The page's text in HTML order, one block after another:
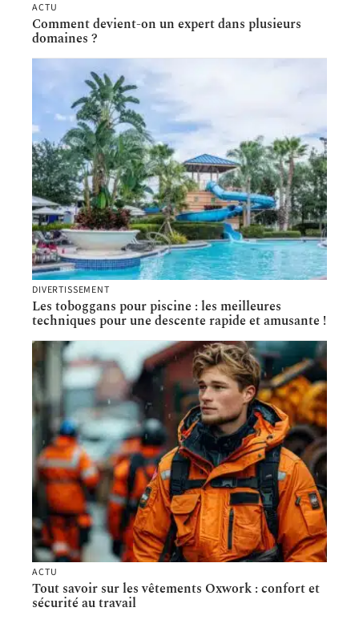
ACTU
Comment devient-on un expert dans plusieurs
domaines ?
DIVERTISSEMENT
Les toboggans pour piscine : les meilleures
techniques pour une descente rapide et amusante !
ACTU
Tout savoir sur les vêtements Oxwork : confort et
sécurité au travail